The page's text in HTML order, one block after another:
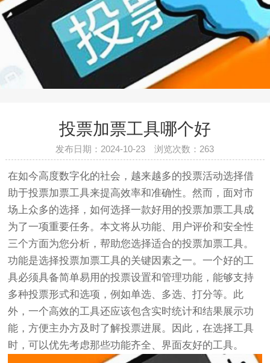
投票加票工具哪个好
发布日期：2024-10-23 浏览次数： 263
在如今高度数字化的社会，越来越多的投票活动选择借
助于投票加票工具来提高效率和准确性。然而，面对市
场上众多的选择，如何选择一款好用的投票加票工具成
为了一项重要任务。本文将从功能、用户评价和安全性
三个方面为您分析，帮助您选择适合的投票加票工具。
功能是选择投票加票工具的关键因素之一。一个好的工
具必须具备简单易用的投票设置和管理功能，能够支持
多种投票形式和选项，例如单选、多选、打分等。此
外，一个高效的工具还应该包含实时统计和结果展示功
能，方便主办方及时了解投票进展。因此，在选择工具
时，可以优先考虑那些功能齐全、界面友好的工具。